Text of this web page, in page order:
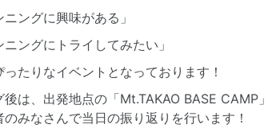
ニングに興味がある」
ニングにトライしてみたい」
たりなイベントとなっております！
後は、出発地点の「Mt.TAKAO BASE CAMP
みなさんで当日の振り返りを行います！